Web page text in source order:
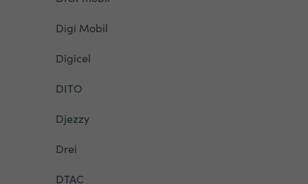
Digi Mobil
Digicel
DITO
Djezzy
Drei
DTAC